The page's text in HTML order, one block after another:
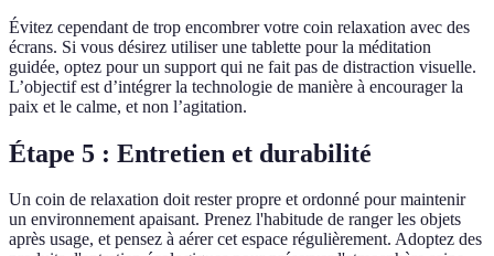
Évitez cependant de trop encombrer votre coin relaxation avec des
écrans. Si vous désirez utiliser une tablette pour la méditation
guidée, optez pour un support qui ne fait pas de distraction visuelle.
L’objectif est d’intégrer la technologie de manière à encourager la
paix et le calme, et non l’agitation.
Étape 5 : Entretien et durabilité
Un coin de relaxation doit rester propre et ordonné pour maintenir
un environnement apaisant. Prenez l'habitude de ranger les objets
après usage, et pensez à aérer cet espace régulièrement. Adoptez des